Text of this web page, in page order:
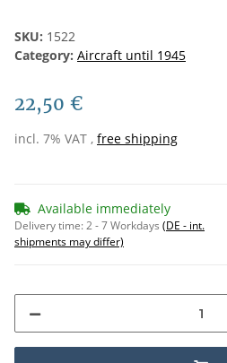
SKU: 1522
Category: Aircraft until 1945
22,50 €
incl. 7% VAT , free shipping
Available immediately
Delivery time:2 - 7 Workdays (DE - int.
shipments may differ)